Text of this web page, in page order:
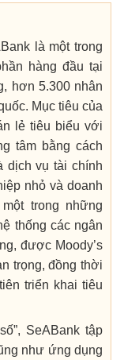
là một trong
hàng đầu tại
hơn 5.300 nhân
Mục tiêu của
lẻ tiêu biểu với
tâm bằng cách
dịch vụ tài chính
nhỏ và doanh
trong những
thống các ngân
được Moody’s
trọng, đồng thời
triển khai tiêu
SeABank tập
như ứng dụng